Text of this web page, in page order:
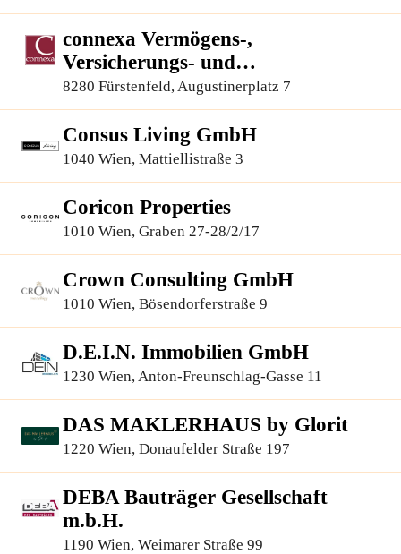
connexa Vermögens-,
Versicherungs- und
Finanzierungsberatung GmbH
8280 Fürstenfeld, Augustinerplatz 7
Consus Living GmbH
1040 Wien, Mattiellistraße 3
Coricon Properties
1010 Wien, Graben 27-28/2/17
Crown Consulting GmbH
1010 Wien, Bösendorferstraße 9
D.E.I.N. Immobilien GmbH
1230 Wien, Anton-Freunschlag-Gasse 11
DAS MAKLERHAUS by Glorit
1220 Wien, Donaufelder Straße 197
DEBA Bauträger Gesellschaft
m.b.H.
1190 Wien, Weimarer Straße 99